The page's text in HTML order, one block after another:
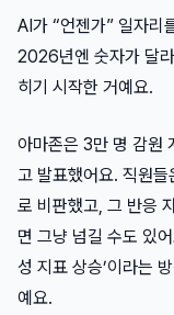
AI가 “언젠가” 일자리
2026년엔 숫자가 달
히기 시작한 거예요.
아마존은 3만 명 감원
고 발표했어요. 직원
로 비판했고, 그 반응
면 그냥 넘길 수도 있
성 지표 상승’이라는
예요.